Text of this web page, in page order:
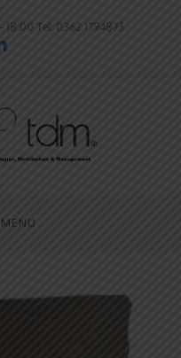
18:00 Tel: 0362 1794873
MENU